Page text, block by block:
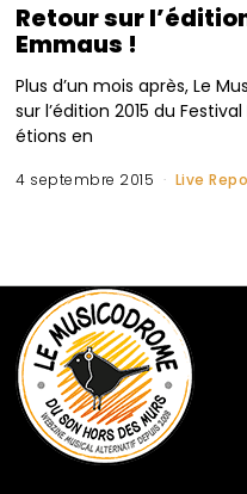
Retour sur
Emmaus !
Plus d’un mois après, Le
sur l’édition 2015 du
étions en
4 septembre 2015 Live